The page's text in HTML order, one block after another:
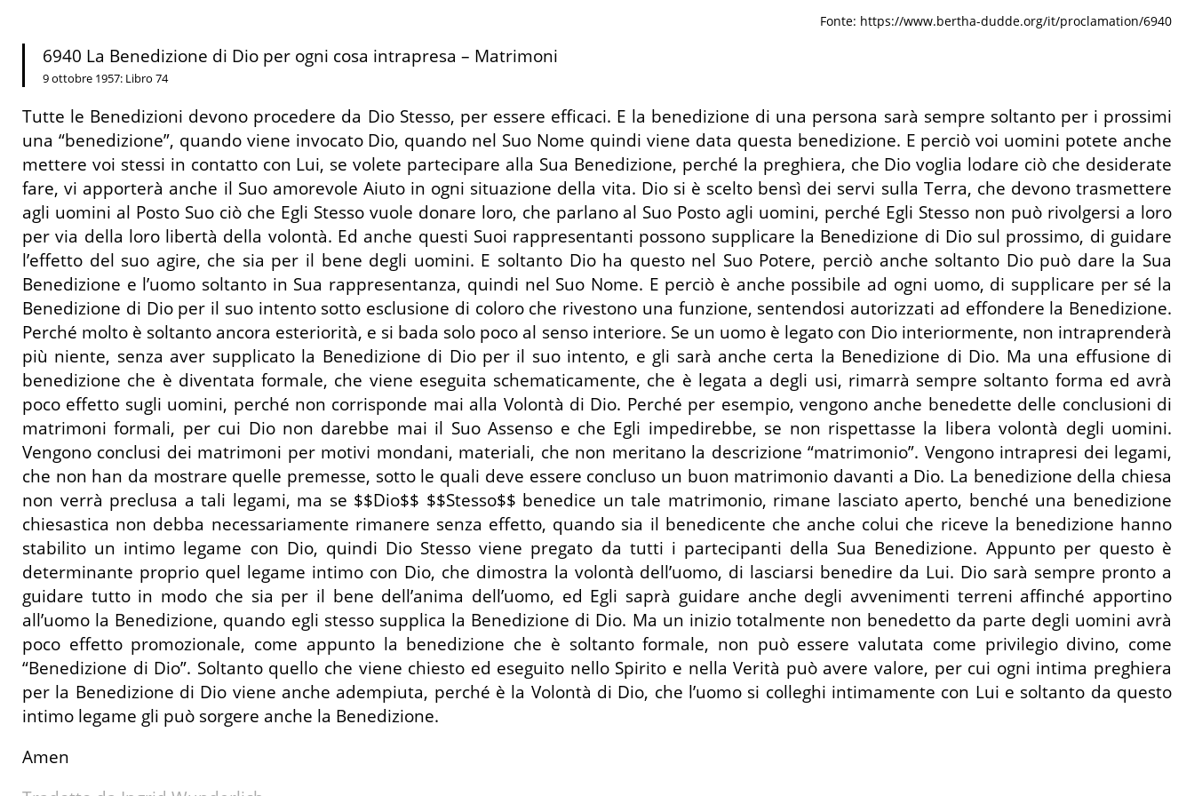
Fonte: https://www.bertha-dudde.org/it/proclamation/6940
6940 La Benedizione di Dio per ogni cosa intrapresa – Matrimoni
9 ottobre 1957: Libro 74
Tutte le Benedizioni devono procedere da Dio Stesso, per essere efficaci. E la benedizione di una persona sarà sempre soltanto per i prossimi
una “benedizione”, quando viene invocato Dio, quando nel Suo Nome quindi viene data questa benedizione. E perciò voi uomini potete anche
mettere voi stessi in contatto con Lui, se volete partecipare alla Sua Benedizione, perché la preghiera, che Dio voglia lodare ciò che desiderate
fare, vi apporterà anche il Suo amorevole Aiuto in ogni situazione della vita. Dio si è scelto bensì dei servi sulla Terra, che devono trasmettere
agli uomini al Posto Suo ciò che Egli Stesso vuole donare loro, che parlano al Suo Posto agli uomini, perché Egli Stesso non può rivolgersi a loro
per via della loro libertà della volontà. Ed anche questi Suoi rappresentanti possono supplicare la Benedizione di Dio sul prossimo, di guidare
l’effetto del suo agire, che sia per il bene degli uomini. E soltanto Dio ha questo nel Suo Potere, perciò anche soltanto Dio può dare la Sua
Benedizione e l’uomo soltanto in Sua rappresentanza, quindi nel Suo Nome. E perciò è anche possibile ad ogni uomo, di supplicare per sé la
Benedizione di Dio per il suo intento sotto esclusione di coloro che rivestono una funzione, sentendosi autorizzati ad effondere la Benedizione.
Perché molto è soltanto ancora esteriorità, e si bada solo poco al senso interiore. Se un uomo è legato con Dio interiormente, non intraprenderà
più niente, senza aver supplicato la Benedizione di Dio per il suo intento, e gli sarà anche certa la Benedizione di Dio. Ma una effusione di
benedizione che è diventata formale, che viene eseguita schematicamente, che è legata a degli usi, rimarrà sempre soltanto forma ed avrà
poco effetto sugli uomini, perché non corrisponde mai alla Volontà di Dio. Perché per esempio, vengono anche benedette delle conclusioni di
matrimoni formali, per cui Dio non darebbe mai il Suo Assenso e che Egli impedirebbe, se non rispettasse la libera volontà degli uomini.
Vengono conclusi dei matrimoni per motivi mondani, materiali, che non meritano la descrizione “matrimonio”. Vengono intrapresi dei legami,
che non han da mostrare quelle premesse, sotto le quali deve essere concluso un buon matrimonio davanti a Dio. La benedizione della chiesa
non verrà preclusa a tali legami, ma se $$Dio$$ $$Stesso$$ benedice un tale matrimonio, rimane lasciato aperto, benché una benedizione
chiesastica non debba necessariamente rimanere senza effetto, quando sia il benedicente che anche colui che riceve la benedizione hanno
stabilito un intimo legame con Dio, quindi Dio Stesso viene pregato da tutti i partecipanti della Sua Benedizione. Appunto per questo è
determinante proprio quel legame intimo con Dio, che dimostra la volontà dell’uomo, di lasciarsi benedire da Lui. Dio sarà sempre pronto a
guidare tutto in modo che sia per il bene dell’anima dell’uomo, ed Egli saprà guidare anche degli avvenimenti terreni affinché apportino
all’uomo la Benedizione, quando egli stesso supplica la Benedizione di Dio. Ma un inizio totalmente non benedetto da parte degli uomini avrà
poco effetto promozionale, come appunto la benedizione che è soltanto formale, non può essere valutata come privilegio divino, come
“Benedizione di Dio”. Soltanto quello che viene chiesto ed eseguito nello Spirito e nella Verità può avere valore, per cui ogni intima preghiera
per la Benedizione di Dio viene anche adempiuta, perché è la Volontà di Dio, che l’uomo si colleghi intimamente con Lui e soltanto da questo
intimo legame gli può sorgere anche la Benedizione.
Amen